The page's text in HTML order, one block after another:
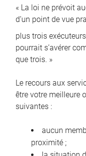
« La loi ne prévoit
d’un point de vue
plus trois
pourrait s’avérer
que trois. »
Le recours aux
être votre meilleure
suivantes :
aucun
proximité ;